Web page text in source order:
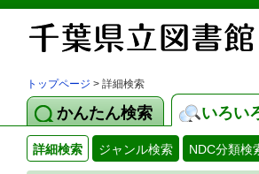
トップページ > 詳細検索
かんたん検索 いろい
詳細検索 ジャンル検索 NDC分類検